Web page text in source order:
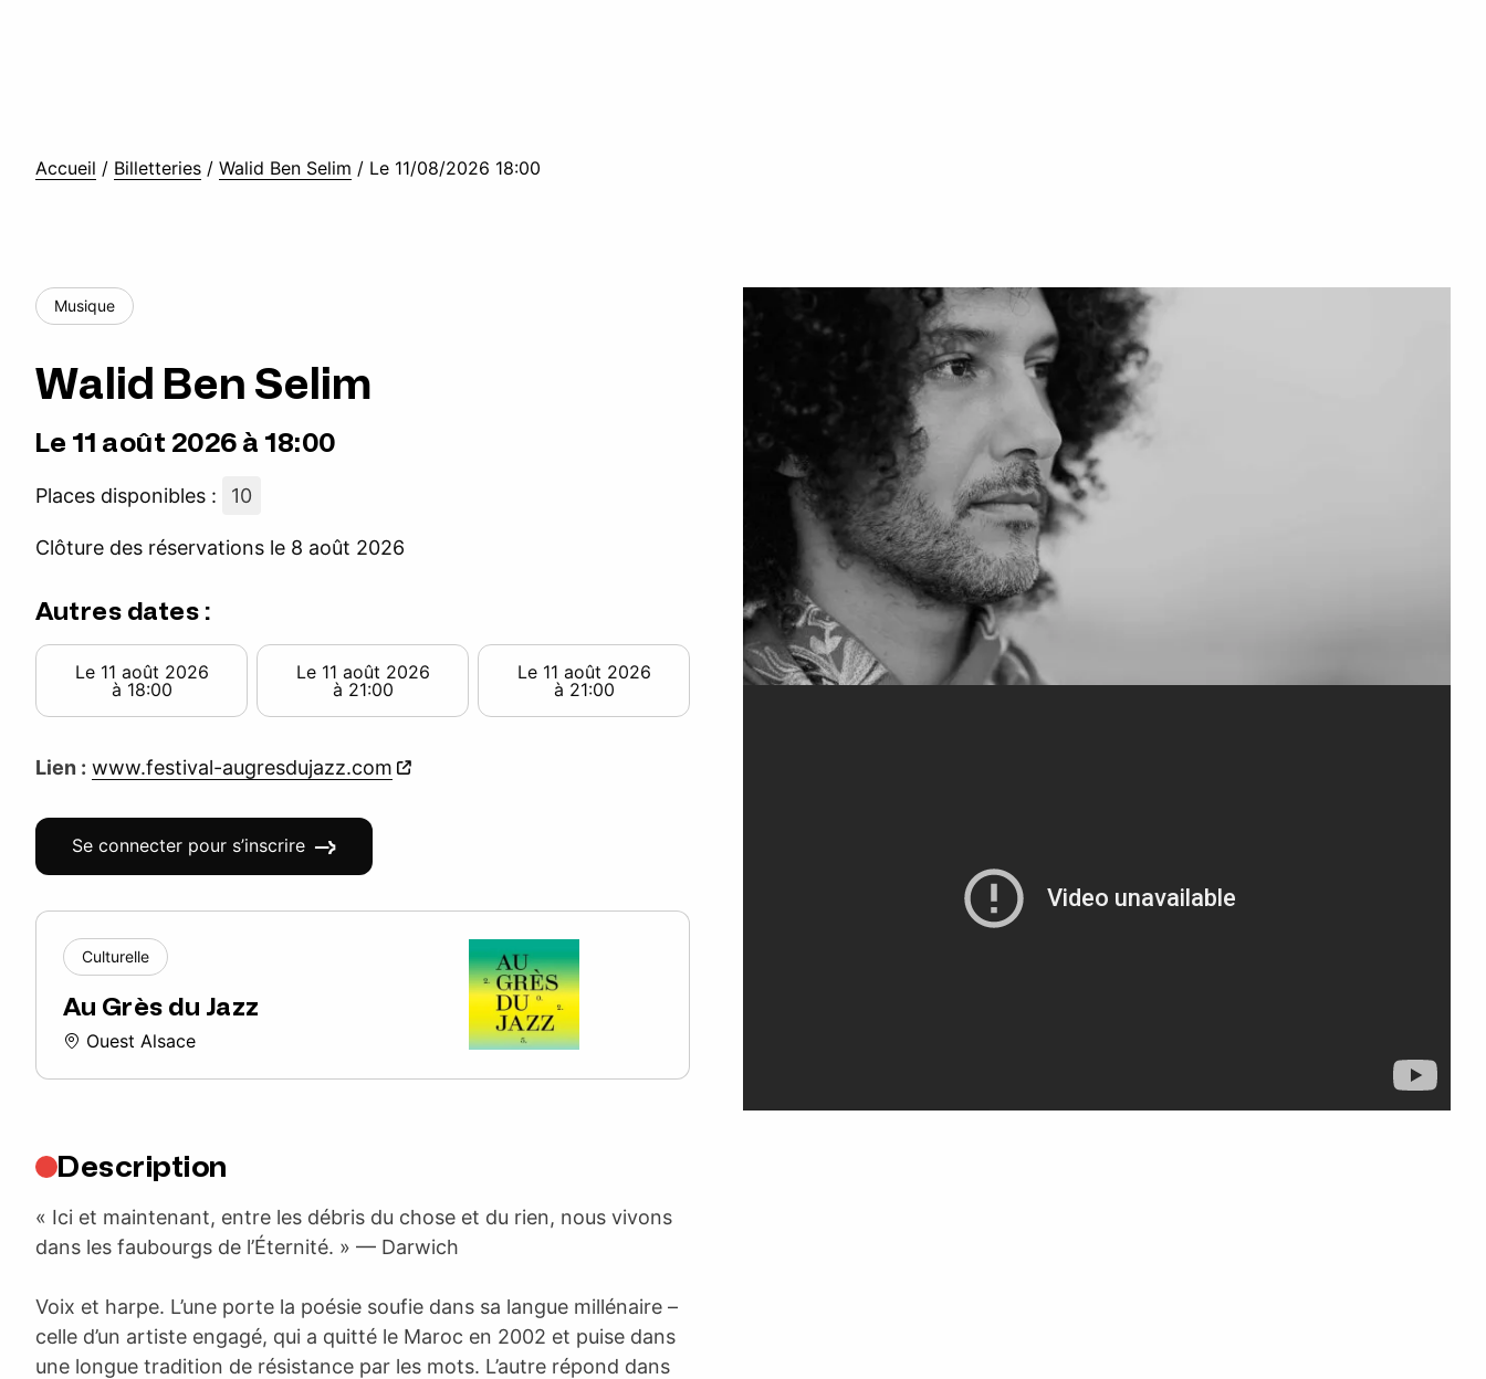
Accueil / Billetteries / Walid Ben Selim / Le 11/08/2026 18:00
Musique
Walid Ben Selim
Le 11 août 2026 à 18:00
Places disponibles : 10
Clôture des réservations le 8 août 2026
Autres dates :
Le 11 août 2026
à 18:00
Le 11 août 2026
à 21:00
Le 11 août 2026
à 21:00
Lien : www.festival-augresdujazz.com
Se connecter pour s’inscrire
Culturelle
Au Grès du Jazz
Ouest Alsace
Description
« Ici et maintenant, entre les débris du chose et du rien, nous vivons
dans les faubourgs de l’Éternité. » — Darwich
Voix et harpe. L’une porte la poésie soufie dans sa langue millénaire –
celle d’un artiste engagé, qui a quitté le Maroc en 2002 et puise dans
une longue tradition de résistance par les mots. L’autre répond dans